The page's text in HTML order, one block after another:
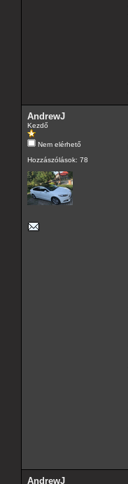
AndrewJ
Kezdő
Nem elérhető
Hozzászólások: 78
AndrewJ